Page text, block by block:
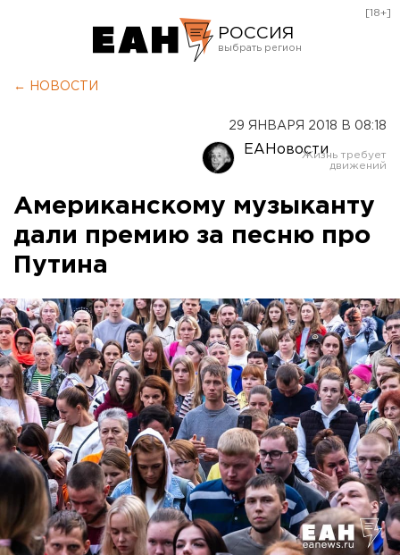
РОССИЯ
Оренбург
[18+]
← НОВОСТИ
29 ЯНВАРЯ 2018 В 08:18
ЕАНовости
Американскому музыканту
дали премию за песню про
Путина